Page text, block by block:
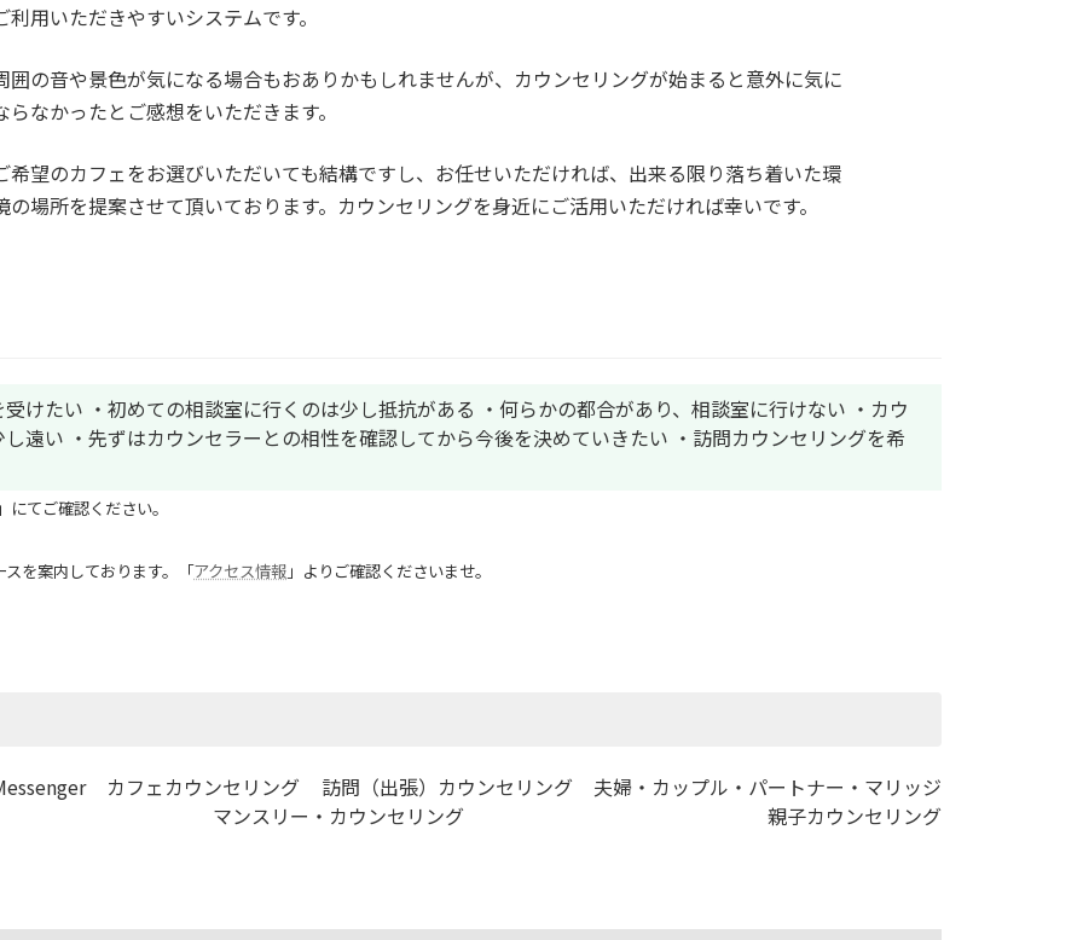
利用いただきやすいシステムです。
囲の音や景色が気になる場合もおありかもしれませんが、カウンセリングが始まると意外に気に
らなかったとご感想をいただきます。
希望のカフェをお選びいただいても結構ですし、お任せいただければ、出来る限り落ち着いた環
の場所を提案させて頂いております。カウンセリングを身近にご活用いただければ幸いです。
けたい ・初めての相談室に行くのは少し抵抗がある ・何らかの都合があり、相談室に行けない ・カウ
遠い ・先ずはカウンセラーとの相性を確認してから今後を決めていきたい ・訪問カウンセリングを希
にてご確認ください。
を案内しております。「アクセス情報 」よりご確認くださいませ。
カフェカウンセリング 訪問（出張）カウンセリング
夫婦・カップル・パートナー・マリッジ
マンスリー・カウンセリング
親子カウンセリング